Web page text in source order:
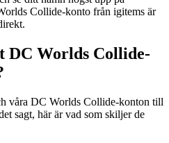
Collide-konto från igitems är
DC Worlds Collide-
våra DC Worlds Collide-konton till
sagt, här är vad som skiljer de